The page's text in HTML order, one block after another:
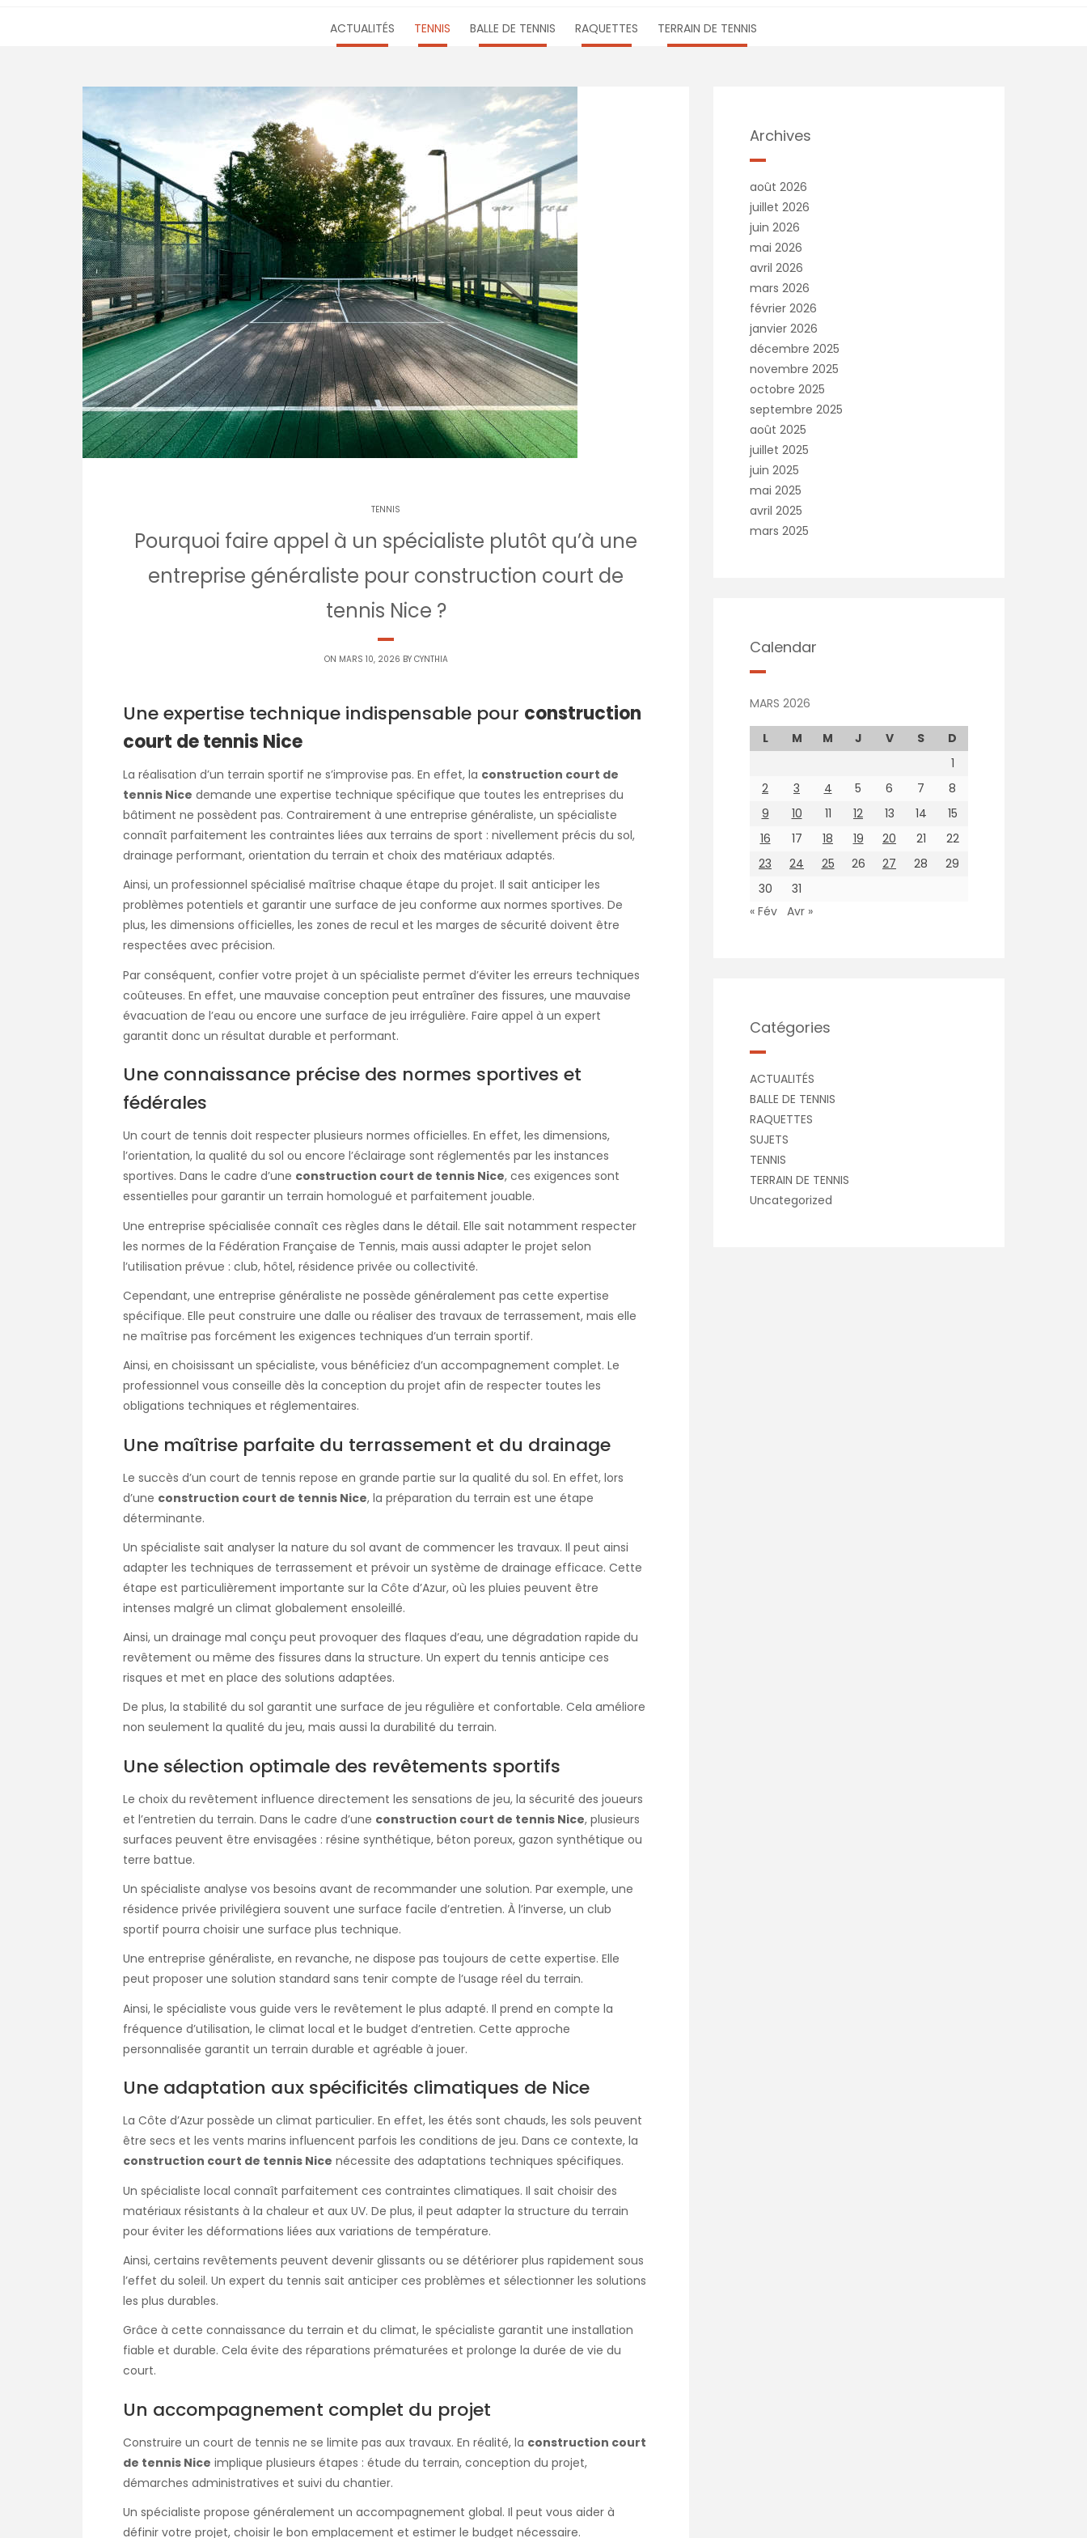
ACTUALITÉS TENNIS BALLE DE TENNIS RAQUETTES TERRAIN DE TENNIS
TENNIS
Pourquoi faire appel à un spécialiste plutôt qu’à une
entreprise généraliste pour construction court de
tennis Nice ?
ON MARS 10, 2026 BY CYNTHIA
Une expertise technique indispensable pour construction
court de tennis Nice
La réalisation d’un terrain sportif ne s’improvise pas. En effet, la construction court de
tennis Nice demande une expertise technique spécifique que toutes les entreprises du
bâtiment ne possèdent pas. Contrairement à une entreprise généraliste, un spécialiste
connaît parfaitement les contraintes liées aux terrains de sport : nivellement précis du sol,
drainage performant, orientation du terrain et choix des matériaux adaptés.
Ainsi, un professionnel spécialisé maîtrise chaque étape du projet. Il sait anticiper les
problèmes potentiels et garantir une surface de jeu conforme aux normes sportives. De
plus, les dimensions officielles, les zones de recul et les marges de sécurité doivent être
respectées avec précision.
Par conséquent, confier votre projet à un spécialiste permet d’éviter les erreurs techniques
coûteuses. En effet, une mauvaise conception peut entraîner des fissures, une mauvaise
évacuation de l’eau ou encore une surface de jeu irrégulière. Faire appel à un expert
garantit donc un résultat durable et performant.
Une connaissance précise des normes sportives et
fédérales
Un court de tennis doit respecter plusieurs normes officielles. En effet, les dimensions,
l’orientation, la qualité du sol ou encore l’éclairage sont réglementés par les instances
sportives. Dans le cadre d’une construction court de tennis Nice, ces exigences sont
essentielles pour garantir un terrain homologué et parfaitement jouable.
Une entreprise spécialisée connaît ces règles dans le détail. Elle sait notamment respecter
les normes de la Fédération Française de Tennis, mais aussi adapter le projet selon
l’utilisation prévue : club, hôtel, résidence privée ou collectivité.
Cependant, une entreprise généraliste ne possède généralement pas cette expertise
spécifique. Elle peut construire une dalle ou réaliser des travaux de terrassement, mais elle
ne maîtrise pas forcément les exigences techniques d’un terrain sportif.
Ainsi, en choisissant un spécialiste, vous bénéficiez d’un accompagnement complet. Le
professionnel vous conseille dès la conception du projet afin de respecter toutes les
obligations techniques et réglementaires.
Une maîtrise parfaite du terrassement et du drainage
Le succès d’un court de tennis repose en grande partie sur la qualité du sol. En effet, lors
d’une construction court de tennis Nice, la préparation du terrain est une étape
déterminante.
Un spécialiste sait analyser la nature du sol avant de commencer les travaux. Il peut ainsi
adapter les techniques de terrassement et prévoir un système de drainage efficace. Cette
étape est particulièrement importante sur la Côte d’Azur, où les pluies peuvent être
intenses malgré un climat globalement ensoleillé.
Ainsi, un drainage mal conçu peut provoquer des flaques d’eau, une dégradation rapide du
revêtement ou même des fissures dans la structure. Un expert du tennis anticipe ces
risques et met en place des solutions adaptées.
De plus, la stabilité du sol garantit une surface de jeu régulière et confortable. Cela améliore
non seulement la qualité du jeu, mais aussi la durabilité du terrain.
Une sélection optimale des revêtements sportifs
Le choix du revêtement influence directement les sensations de jeu, la sécurité des joueurs
et l’entretien du terrain. Dans le cadre d’une construction court de tennis Nice, plusieurs
surfaces peuvent être envisagées : résine synthétique, béton poreux, gazon synthétique ou
terre battue.
Un spécialiste analyse vos besoins avant de recommander une solution. Par exemple, une
résidence privée privilégiera souvent une surface facile d’entretien. À l’inverse, un club
sportif pourra choisir une surface plus technique.
Une entreprise généraliste, en revanche, ne dispose pas toujours de cette expertise. Elle
peut proposer une solution standard sans tenir compte de l’usage réel du terrain.
Ainsi, le spécialiste vous guide vers le revêtement le plus adapté. Il prend en compte la
fréquence d’utilisation, le climat local et le budget d’entretien. Cette approche
personnalisée garantit un terrain durable et agréable à jouer.
Une adaptation aux spécificités climatiques de Nice
La Côte d’Azur possède un climat particulier. En effet, les étés sont chauds, les sols peuvent
être secs et les vents marins influencent parfois les conditions de jeu. Dans ce contexte, la
construction court de tennis Nice nécessite des adaptations techniques spécifiques.
Un spécialiste local connaît parfaitement ces contraintes climatiques. Il sait choisir des
matériaux résistants à la chaleur et aux UV. De plus, il peut adapter la structure du terrain
pour éviter les déformations liées aux variations de température.
Ainsi, certains revêtements peuvent devenir glissants ou se détériorer plus rapidement sous
l’effet du soleil. Un expert du tennis sait anticiper ces problèmes et sélectionner les solutions
les plus durables.
Grâce à cette connaissance du terrain et du climat, le spécialiste garantit une installation
fiable et durable. Cela évite des réparations prématurées et prolonge la durée de vie du
court.
Un accompagnement complet du projet
Construire un court de tennis ne se limite pas aux travaux. En réalité, la construction court
de tennis Nice implique plusieurs étapes : étude du terrain, conception du projet,
démarches administratives et suivi du chantier.
Un spécialiste propose généralement un accompagnement global. Il peut vous aider à
définir votre projet, choisir le bon emplacement et estimer le budget nécessaire.
Archives
août 2026
juillet 2026
juin 2026
mai 2026
avril 2026
mars 2026
février 2026
janvier 2026
décembre 2025
novembre 2025
octobre 2025
septembre 2025
août 2025
juillet 2025
juin 2025
mai 2025
avril 2025
mars 2025
Calendar
MARS 2026
L M M J V S
D
1
2
3 4 5 6 7
8
9
10 11 12 13 14
15
16
17 18 19 20 21
22
23
24 25 26 27 28
29
30
31
« Fév Avr »
Catégories
ACTUALITÉS
BALLE DE TENNIS
RAQUETTES
SUJETS
TENNIS
TERRAIN DE TENNIS
Uncategorized